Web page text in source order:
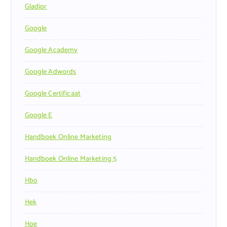
Gladior
Google
Google Academy
Google Adwords
Google Certificaat
Google E
Handboek Online Marketing
Handboek Online Marketing 5
Hbo
Hek
Hoe